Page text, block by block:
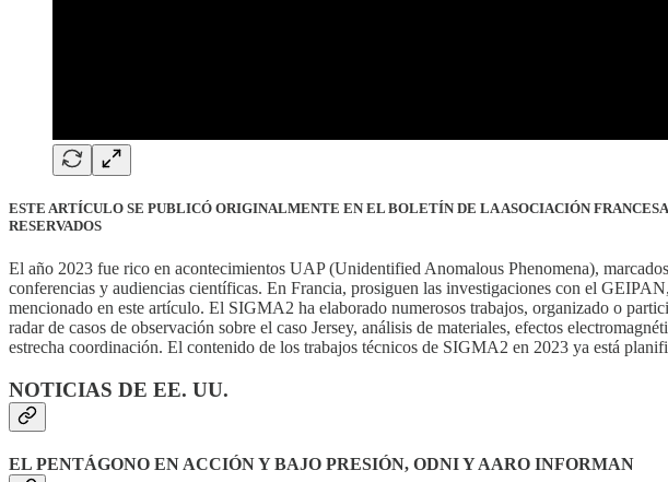
ESTE ARTÍCULO SE PUBLICÓ ORIGINALMENTE EN EL BOLETÍN DE LA ASOCIACIÓN
RESERVADOS
El año 2023 fue rico en acontecimientos UAP (Unidentified Anomalous Phenomena),
conferencias y audiencias científicas. En Francia, prosiguen las investigaciones con el
mencionado en este artículo. El SIGMA2 ha elaborado numerosos trabajos, organizado o
radar de casos de observación sobre el caso Jersey, análisis de materiales, efectos
estrecha coordinación. El contenido de los trabajos técnicos de SIGMA2 en 2023 ya está
NOTICIAS DE EE. UU.
EL PENTÁGONO EN ACCIÓN Y BAJO PRESIÓN, ODNI Y AARO INFORMAN